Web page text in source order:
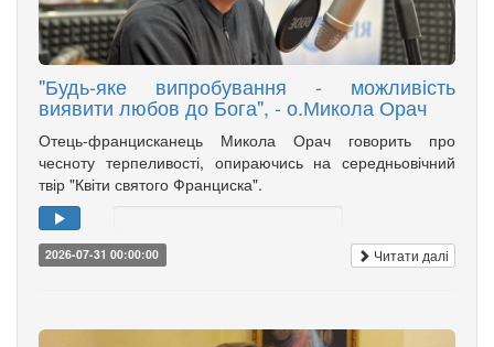
"Будь-яке випробування - можливість
виявити любов до Бога", - о.Микола Орач
Отець-францисканець Микола Орач говорить про
чесноту терпеливості, опираючись на середньовічний
твір "Квіти святого Франциска".
2026-07-31 00:00:00 Читати далі